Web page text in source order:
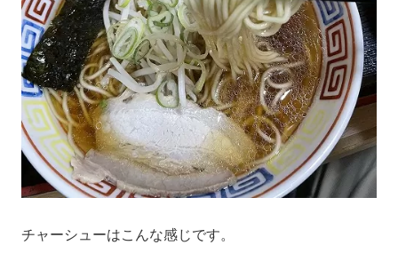
チャーシューはこんな感じです。